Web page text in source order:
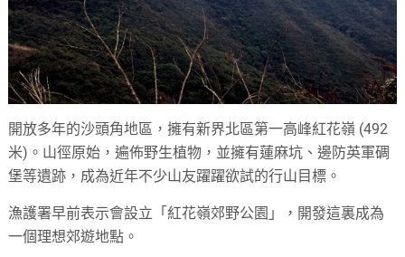
開放多年的沙頭角地區，擁有新界北區第一高峰紅花嶺 (492
米)。山徑原始，遍佈野生植物，並擁有蓮麻坑、邊防英軍碉
堡等遺跡，成為近年不少山友躍躍欲試的行山目標。
漁護署早前表示會設立「紅花嶺郊野公園」，開發這裏成為
一個理想郊遊地點。